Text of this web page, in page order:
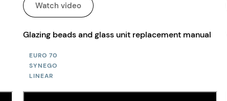
Watch video
Glazing beads and glass unit replacement manual
EURO 70
SYNEGO
LINEAR